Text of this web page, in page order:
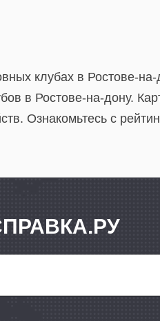
клубах в Ростове-на-
в Ростове-на-дону.
Ознакомьтесь с